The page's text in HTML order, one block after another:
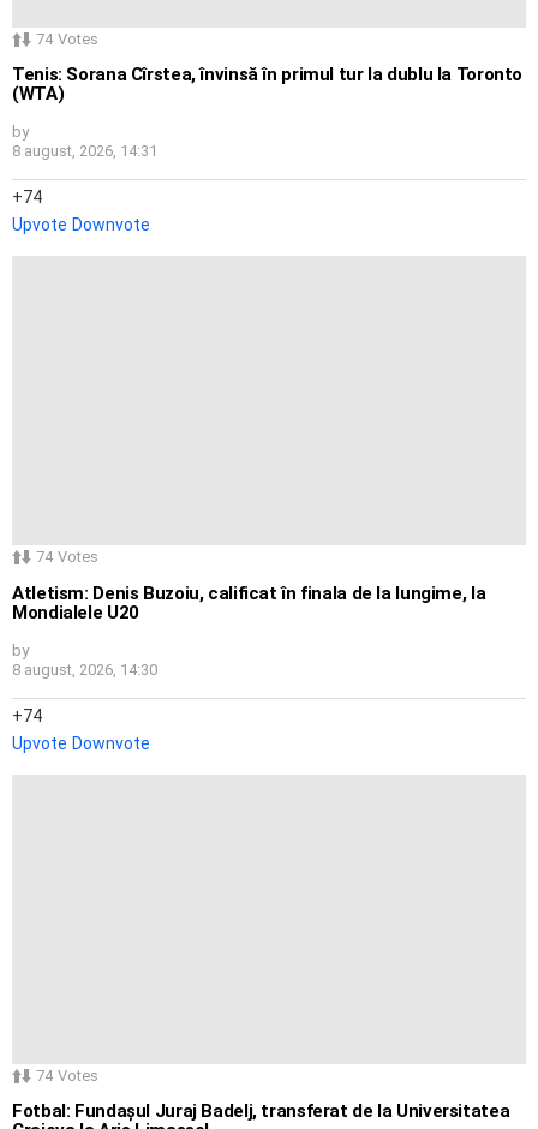
74 Votes
Tenis: Sorana Cîrstea, învinsă în primul tur la dublu la Toronto
(WTA)
by
8 august, 2026, 14:31
74
Upvote Downvote
74 Votes
Atletism: Denis Buzoiu, calificat în finala de la lungime, la
Mondialele U20
by
8 august, 2026, 14:30
74
Upvote Downvote
74 Votes
Fotbal: Fundașul Juraj Badelj, transferat de la Universitatea